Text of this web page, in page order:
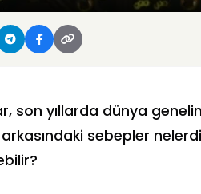
son yıllarda dünya
sebepler